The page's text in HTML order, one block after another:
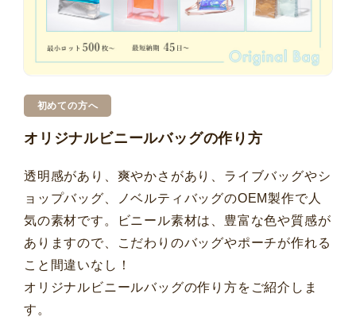
初めての方へ
オリジナルビニールバッグの作り方
透明感があり、爽やかさがあり、ライブバッグやシ
ョップバッグ、ノベルティバッグのOEM製作で人
気の素材です。ビニール素材は、豊富な色や質感が
ありますので、こだわりのバッグやポーチが作れる
こと間違いなし！
オリジナルビニールバッグの作り方をご紹介しま
す。